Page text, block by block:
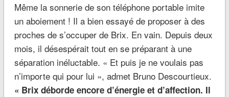
Même la sonnerie de son téléphone portable imite
un aboiement ! Il a bien essayé de proposer à des
proches de s’occuper de Brix. En vain. Depuis deux
mois, il désespérait tout en se préparant à une
séparation inéluctable. « Et puis je ne voulais pas
n’importe qui pour lui », admet Bruno Descourtieux.
« Brix déborde encore d’énergie et d’affection. Il